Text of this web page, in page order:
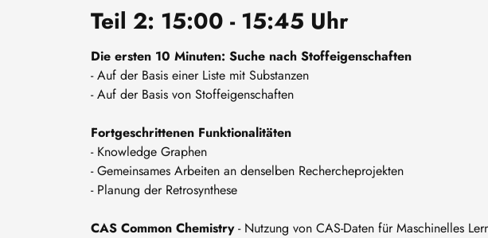
Teil 2: 15:00 - 15:45 Uhr
Die ersten 10 Minuten: Suche nach Stoffeigenschaften
- Auf der Basis einer Liste mit Substanzen
- Auf der Basis von Stoffeigenschaften
Fortgeschrittenen Funktionalitäten
- Knowledge Graphen
- Gemeinsames Arbeiten an denselben Rechercheprojekten
- Planung der Retrosynthese
CAS Common Chemistry- Nutzung von CAS-Daten für Maschinelles